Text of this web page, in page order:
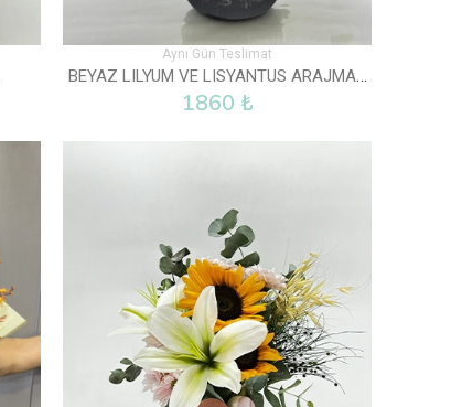
Aynı Gün Teslimat
BEYAZ LILYUM VE LISYANTUS ARAJMANI
1860 ₺